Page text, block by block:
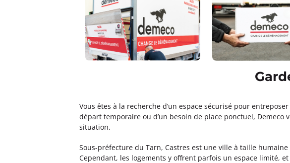
Plus d'informations
Un devis ? Appeler
Garde Meubles SMDT Narbonne
Plus d'informations
Vous êtes à la recherche d’un espace sécurisé pour
départ temporaire ou d’un besoin de place ponctuel,
situation.
Sous-préfecture du Tarn, Castres est une ville à taille
Cependant, les logements y offrent parfois un espace limité,